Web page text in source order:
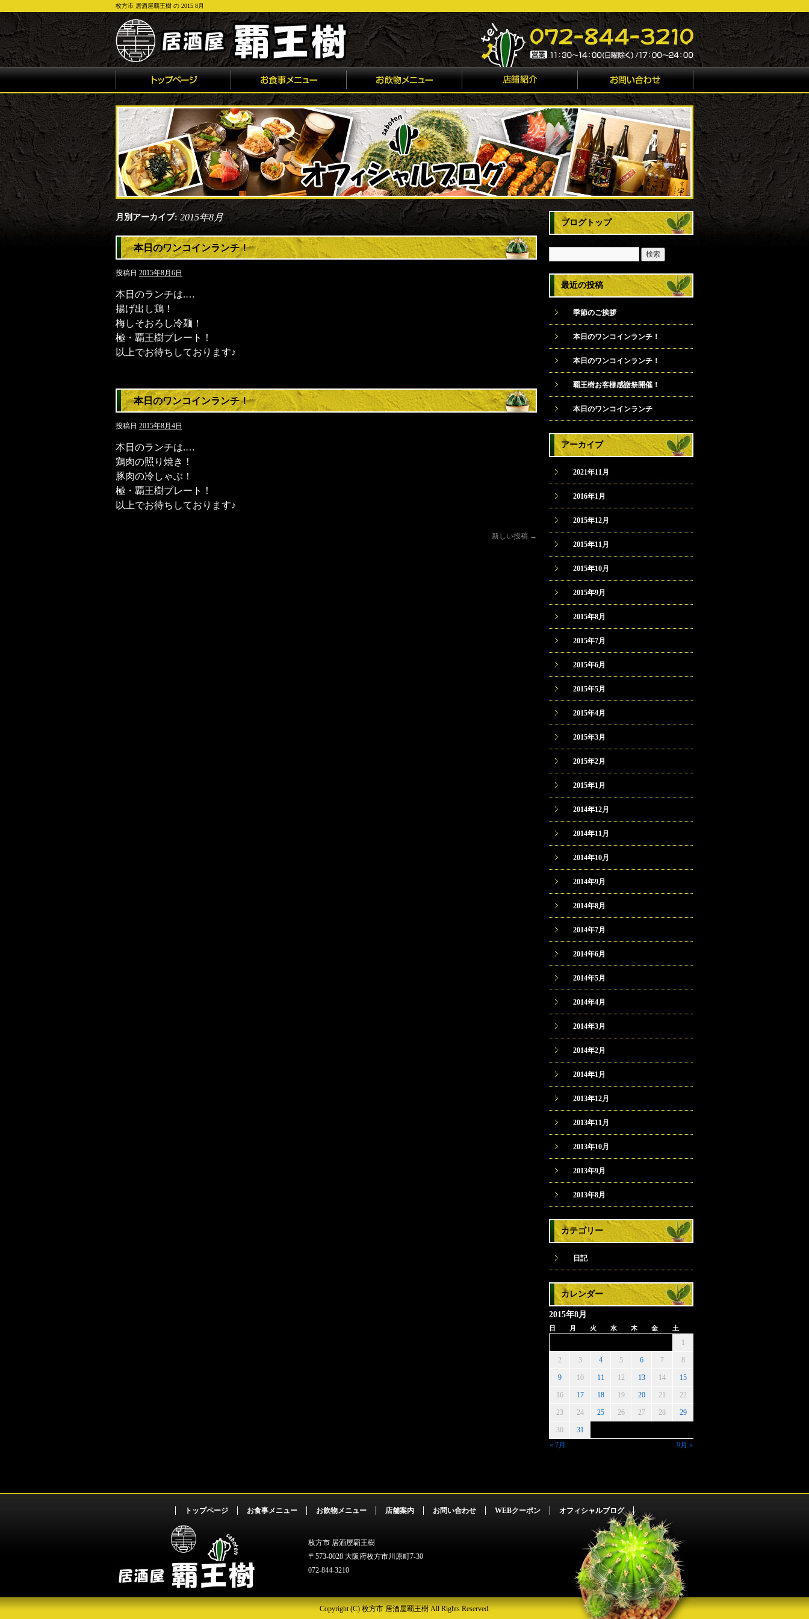
枚方市 居酒屋覇王樹 の 2015 8月
月別アーカイブ:2015年8月
本日のワンコインランチ！
投稿日 2015年8月6日
本日のランチは.…
揚げ出し鶏！
梅しそおろし冷麺！
極・覇王樹プレート！
以上でお待ちしております♪
本日のワンコインランチ！
投稿日 2015年8月4日
本日のランチは.…
鶏肉の照り焼き！
豚肉の冷しゃぶ！
極・覇王樹プレート！
以上でお待ちしております♪
新しい投稿 →
ブログトップ
最近の投稿
季節のご挨拶
本日のワンコインランチ！
本日のワンコインランチ！
覇王樹お客様感謝祭開催！
本日のワンコインランチ
アーカイブ
2021年11月
2016年1月
2015年12月
2015年11月
2015年10月
2015年9月
2015年8月
2015年7月
2015年6月
2015年5月
2015年4月
2015年3月
2015年2月
2015年1月
2014年12月
2014年11月
2014年10月
2014年9月
2014年8月
2014年7月
2014年6月
2014年5月
2014年4月
2014年3月
2014年2月
2014年1月
2013年12月
2013年11月
2013年10月
2013年9月
2013年8月
カテゴリー
日記
カレンダー
2015年8月
日 月 火 水 木 金 土
« 7月 9月 »
1
2 3 4 5 6 7 8
9 10 11 12 13 14 15
16 17 18 19 20 21 22
23 24 25 26 27 28 29
30 31
トップページ お食事メニュー お飲物メニュー 店舗案内 お問い合わせ WEBクーポン オフィシャルブログ
枚方市 居酒屋覇王樹
〒573-0028 大阪府枚方市川原町7-30
072-844-3210
Copyright (C) 枚方市 居酒屋覇王樹 All Rights Reserved.